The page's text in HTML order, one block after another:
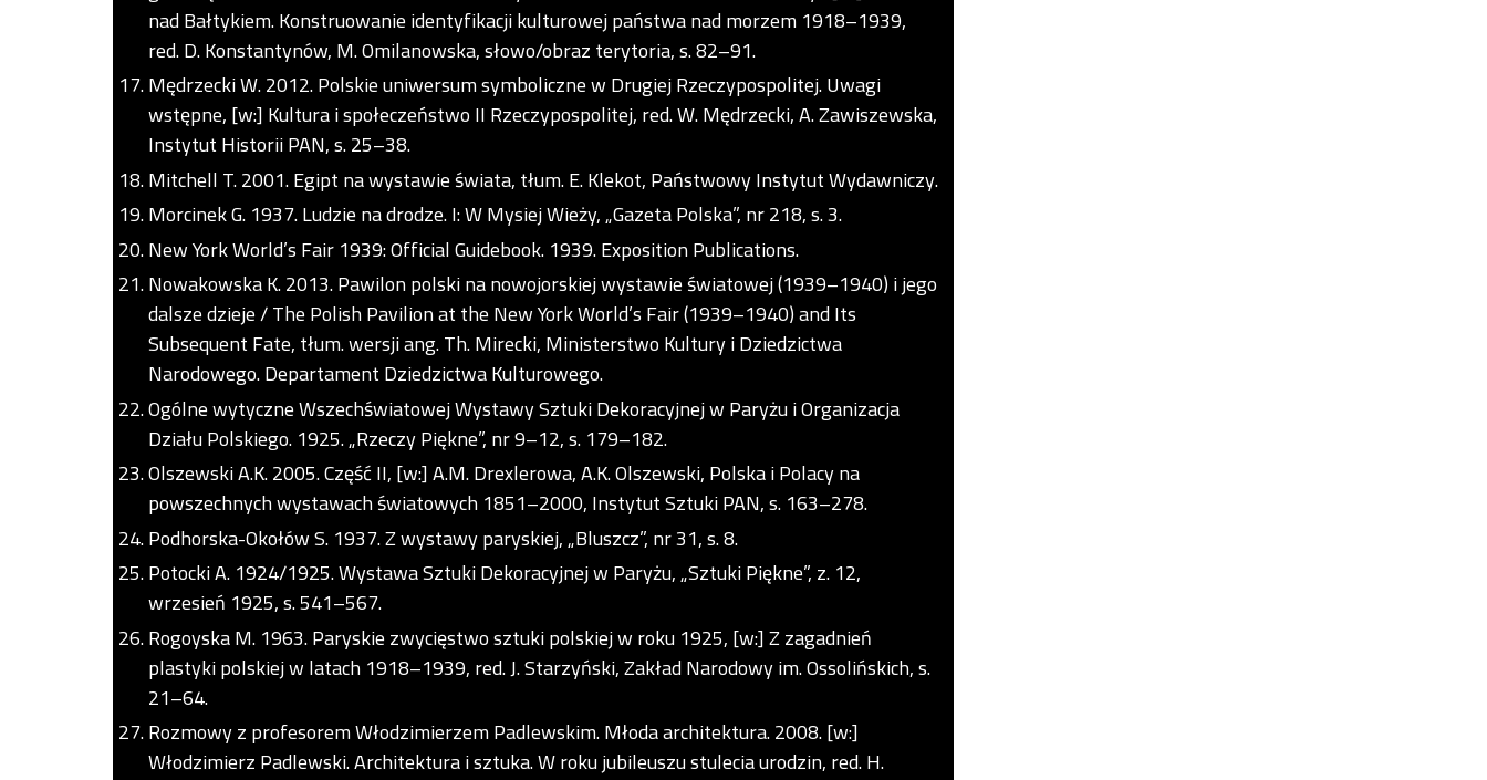
nad Bałtykiem. Konstruowanie identyfikacji kulturowej państwa nad morzem 1918–1939,
red. D. Konstantynów, M. Omilanowska, słowo/obraz terytoria, s. 82–91.
Mędrzecki W. 2012. Polskie uniwersum symboliczne w Drugiej Rzeczypospolitej. Uwagi
wstępne, [w:] Kultura i społeczeństwo II Rzeczypospolitej, red. W. Mędrzecki, A. Zawiszewska,
Instytut Historii PAN, s. 25–38.
Mitchell T. 2001. Egipt na wystawie świata, tłum. E. Klekot, Państwowy Instytut Wydawniczy.
Morcinek G. 1937. Ludzie na drodze. I: W Mysiej Wieży, „Gazeta Polska”, nr 218, s. 3.
New York World’s Fair 1939: Official Guidebook. 1939. Exposition Publications.
Nowakowska K. 2013. Pawilon polski na nowojorskiej wystawie światowej (1939–1940) i jego
dalsze dzieje / The Polish Pavilion at the New York World’s Fair (1939–1940) and Its
Subsequent Fate, tłum. wersji ang. Th. Mirecki, Ministerstwo Kultury i Dziedzictwa
Narodowego. Departament Dziedzictwa Kulturowego.
Ogólne wytyczne Wszechświatowej Wystawy Sztuki Dekoracyjnej w Paryżu i Organizacja
Działu Polskiego. 1925. „Rzeczy Piękne”, nr 9–12, s. 179–182.
Olszewski A.K. 2005. Część II, [w:] A.M. Drexlerowa, A.K. Olszewski, Polska i Polacy na
powszechnych wystawach światowych 1851–2000, Instytut Sztuki PAN, s. 163–278.
Podhorska-Okołów S. 1937. Z wystawy paryskiej, „Bluszcz”, nr 31, s. 8.
Potocki A. 1924/1925. Wystawa Sztuki Dekoracyjnej w Paryżu, „Sztuki Piękne”, z. 12,
wrzesień 1925, s. 541–567.
Rogoyska M. 1963. Paryskie zwycięstwo sztuki polskiej w roku 1925, [w:] Z zagadnień
plastyki polskiej w latach 1918–1939, red. J. Starzyński, Zakład Narodowy im. Ossolińskich, s.
21–64.
Rozmowy z profesorem Włodzimierzem Padlewskim. Młoda architektura. 2008. [w:]
Włodzimierz Padlewski. Architektura i sztuka. W roku jubileuszu stulecia urodzin, red. H.